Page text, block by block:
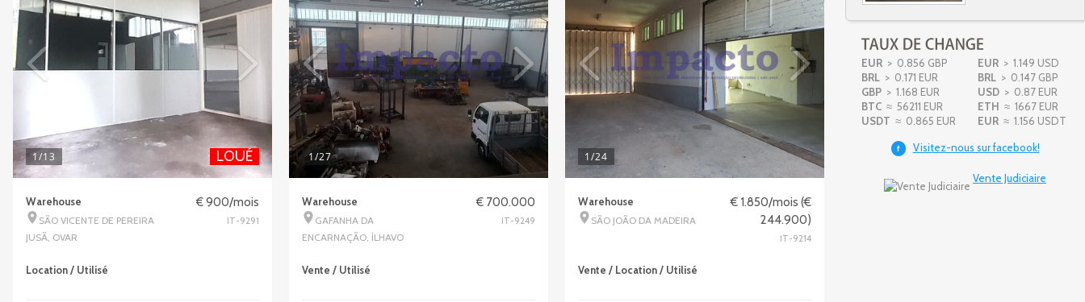
290.000
Terrain
Junto à Feira do Carregal
Carregal do Sal
EUR > 0.856 GBP
BRL > 0.171 EUR
GBP > 1.168 EUR
BTC ≈ 56211 EUR
USDT ≈ 0.865 EUR
EUR> 1.149 USD
BRL> 0.147 GBP
USD> 0.87 EUR
ETH ≈ 1667 EUR
EUR≈ 1.156 USDT
f Visitez-nous sur facebook!
Vente Judiciaire
1/13 LOUÉ
Warehouse
SÃO VICENTE DE PEREIRA
JUSÃ, OVAR
€ 900/mois
IT-9291
Location / Utilisé
1/27
Warehouse
GAFANHA DA
ENCARNAÇÃO, ÍLHAVO
€ 700.000
IT-9249
Vente / Utilisé
1/24
Warehouse
SÃO JOÃO DA MADEIRA
€ 1.850/mois (€
244.900)
IT-9214
Vente / Location / Utilisé